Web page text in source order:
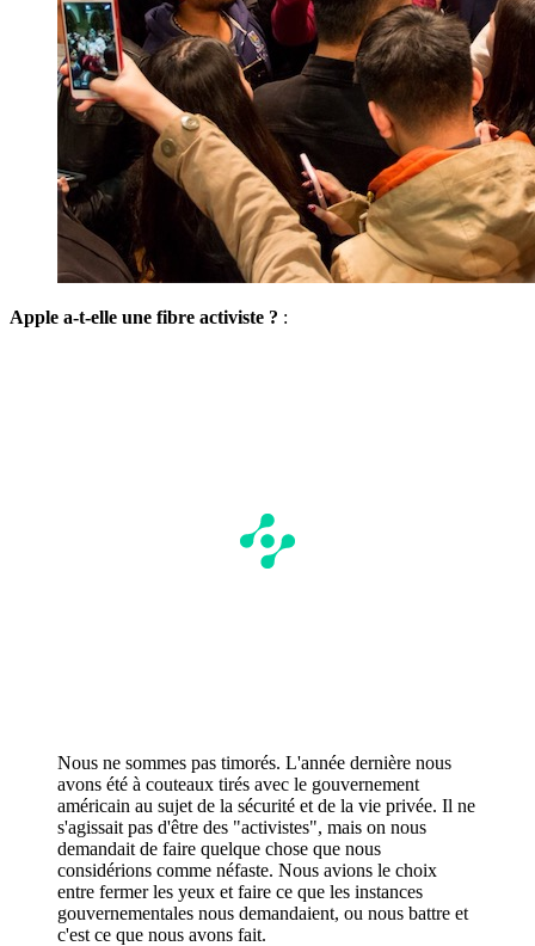
Apple a-t-elle une fibre activiste ? :
Nous ne sommes pas timorés. L'année dernière nous
avons été à couteaux tirés avec le gouvernement
américain au sujet de la sécurité et de la vie privée. Il ne
s'agissait pas d'être des "activistes", mais on nous
demandait de faire quelque chose que nous
considérions comme néfaste. Nous avions le choix
entre fermer les yeux et faire ce que les instances
gouvernementales nous demandaient, ou nous battre et
c'est ce que nous avons fait.